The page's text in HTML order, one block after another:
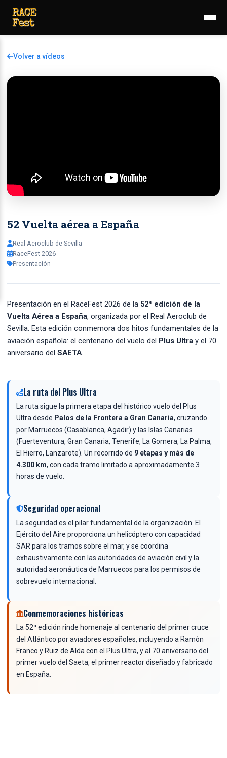
Volver a vídeos
52 Vuelta aérea a España
Real Aeroclub de Sevilla
RaceFest 2026
Presentación
Presentación en el RaceFest 2026 de la 52ª edición de la
Vuelta Aérea a España, organizada por el Real Aeroclub de
Sevilla. Esta edición conmemora dos hitos fundamentales de la
aviación española: el centenario del vuelo del Plus Ultra y el 70
aniversario del SAETA.
La ruta del Plus Ultra
La ruta sigue la primera etapa del histórico vuelo del Plus
Ultra desde Palos de la Frontera a Gran Canaria, cruzando
por Marruecos (Casablanca, Agadir) y las Islas Canarias
(Fuerteventura, Gran Canaria, Tenerife, La Gomera, La Palma,
El Hierro, Lanzarote). Un recorrido de 9 etapas y más de
4.300 km, con cada tramo limitado a aproximadamente 3
horas de vuelo.
Seguridad operacional
La seguridad es el pilar fundamental de la organización. El
Ejército del Aire proporciona un helicóptero con capacidad
SAR para los tramos sobre el mar, y se coordina
exhaustivamente con las autoridades de aviación civil y la
autoridad aeronáutica de Marruecos para los permisos de
sobrevuelo internacional.
Conmemoraciones históricas
La 52ª edición rinde homenaje al centenario del primer cruce
del Atlántico por aviadores españoles, incluyendo a Ramón
Franco y Ruiz de Alda con el Plus Ultra, y al 70 aniversario del
primer vuelo del Saeta, el primer reactor diseñado y fabricado
en España.